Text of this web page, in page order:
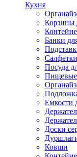
Кухня
Корзины
Банки
Посуда
Пищевые
Емкости
Доски
Ковши